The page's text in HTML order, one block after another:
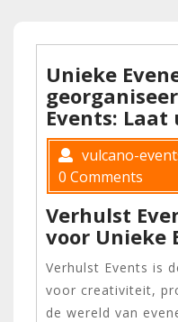
Unieke
Events: Laat
vulcano-
0 Comments
Verhulst
voor Unieke
Verhulst Events is
voor creativiteit,
de wereld van